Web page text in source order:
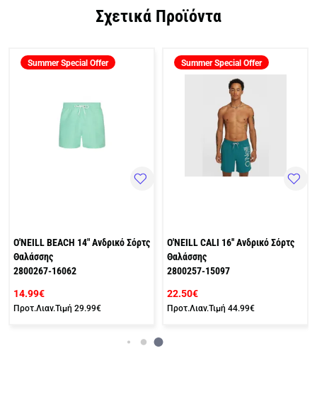
Σχετικά Προϊόντα
Summer Special Offer
O'NEILL BEACH 14" Ανδρικό Σόρτς
Θαλάσσης
2800267-16062
14.99€
Προτ.Λιαν.Τιμή 29.99€
Summer Special Offer
O'NEILL CALI 16'' Ανδρικό Σόρτς
Θαλάσσης
2800257-15097
22.50€
Προτ.Λιαν.Τιμή 44.99€